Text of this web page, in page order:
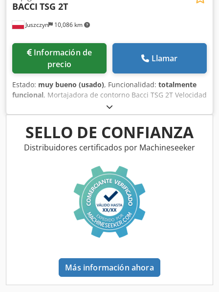
Juszczyn 10,086 km
BACCI TSG 2T
Información de
precio
Llamar
Estado: muy bueno (usado), Funcionalidad: totalmente
funcional, Mortajadora de contorno Bacci TSG 2T Velocidad
del husillo: 6000 rpm Ancho máximo de espiga: 115 + 2R
mm Profundidad de espiga: 10 – 45 mm Inclinación de la
mesa hacia arriba: 0° – 15° Inclinación de la mesa hacia
abajo: 0° – 30° Codpsy Uc Rujfx Am Eerf Inclinación lateral
de la mesa: 0° – 20° Peso de la máquina: 1050 kg
SELLO DE CONFIANZA
Distribuidores certificados por Machineseeker
Más información ahora